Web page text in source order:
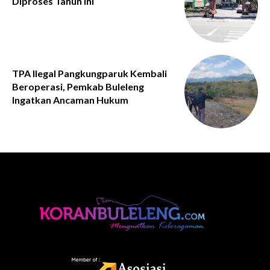
TPA Ilegal Pangkungparuk Kembali
Beroperasi, Pemkab Buleleng
Ingatkan Ancaman Hukum